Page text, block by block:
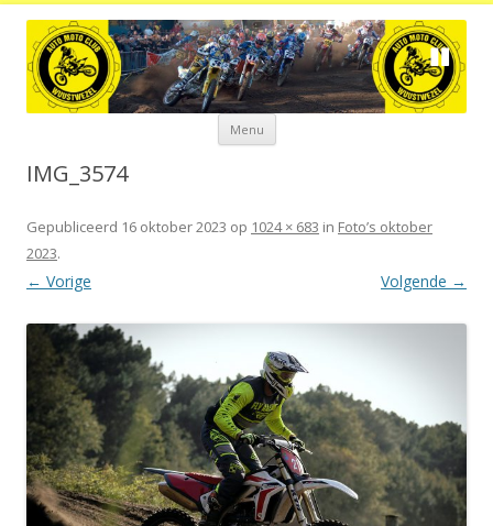
Menu Spring
de
IMG_3574
Gepubliceerd 16 oktober 2023 op 1024 × 683 in Foto’s oktober
2023.
← Vorige Volgende →